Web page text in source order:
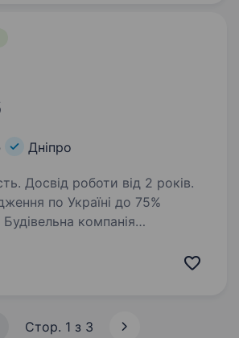
Дніпро
Досвід роботи від 2 років.
по Україні до 75%
що виконує
Стор. 1 з 3